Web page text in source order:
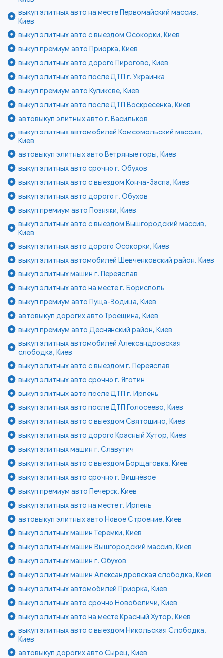
выкуп элитных авто на месте Первомайский массив,
Киев
выкуп элитных авто с выездом Осокорки, Киев
выкуп премиум авто Приорка, Киев
выкуп элитных авто дорого Пирогово, Киев
выкуп элитных авто после ДТП г. Украинка
выкуп премиум авто Куликове, Киев
выкуп элитных авто после ДТП Воскресенка, Киев
автовыкуп элитных авто г. Васильков
выкуп элитных автомобилей Комсомольский массив,
Киев
автовыкуп элитных авто Ветряные горы, Киев
выкуп элитных авто срочно г. Обухов
выкуп элитных авто с выездом Конча-Заспа, Киев
выкуп элитных авто дорого г. Обухов
выкуп премиум авто Позняки, Киев
выкуп элитных авто с выездом Вышгородский массив,
Киев
выкуп элитных авто дорого Осокорки, Киев
выкуп элитных автомобилей Шевченковский район, Киев
выкуп элитных машин г. Переяслав
выкуп элитных авто на месте г. Борисполь
выкуп премиум авто Пуща-Водица, Киев
автовыкуп дорогих авто Троещина, Киев
выкуп премиум авто Деснянский район, Киев
выкуп элитных автомобилей Александровская
слободка, Киев
выкуп элитных авто с выездом г. Переяслав
выкуп элитных авто срочно г. Яготин
выкуп элитных авто после ДТП г. Ирпень
выкуп элитных авто после ДТП Голосеево, Киев
выкуп элитных авто с выездом Святошино, Киев
выкуп элитных авто дорого Красный Хутор, Киев
выкуп элитных машин г. Славутич
выкуп элитных авто с выездом Борщаговка, Киев
выкуп элитных авто срочно г. Вишнёвое
выкуп премиум авто Печерск, Киев
выкуп элитных авто на месте г. Ирпень
автовыкуп элитных авто Новое Строение, Киев
выкуп элитных машин Теремки, Киев
выкуп элитных машин Вышгородский массив, Киев
выкуп элитных машин г. Обухов
выкуп элитных машин Александровская слободка, Киев
выкуп элитных автомобилей Приорка, Киев
выкуп элитных авто срочно Новобеличи, Киев
выкуп элитных авто на месте Красный Хутор, Киев
выкуп элитных авто с выездом Никольская Слободка,
Киев
автовыкуп дорогих авто Сырец, Киев